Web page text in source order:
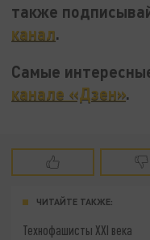
также
канал.
Самые
канале «Дзен».
ЧИТАЙТЕ ТАКЖЕ:
Технофашисты XXI века